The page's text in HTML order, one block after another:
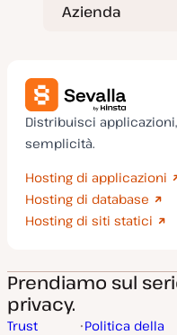
Azienda
Distribuisci
semplicità.
Hosting di applicazioni
Hosting di database
Hosting di siti statici
Prendiamo sul
privacy.
Trust
Politica della